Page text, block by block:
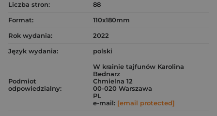
Liczba stron:
88
Format:
110x180mm
Rok wydania:
2022
Język wydania:
polski
Podmiot
odpowiedzialny:
W krainie tajfunów Karolina
Bednarz
Chmielna 12
00-020 Warszawa
PL
e-mail: [email protected]